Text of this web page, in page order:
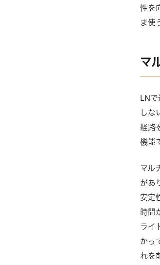
性を
ま使
マ
LN
しな
経路
機能
マル
があ
安定
時間
ライ
かっ
れを